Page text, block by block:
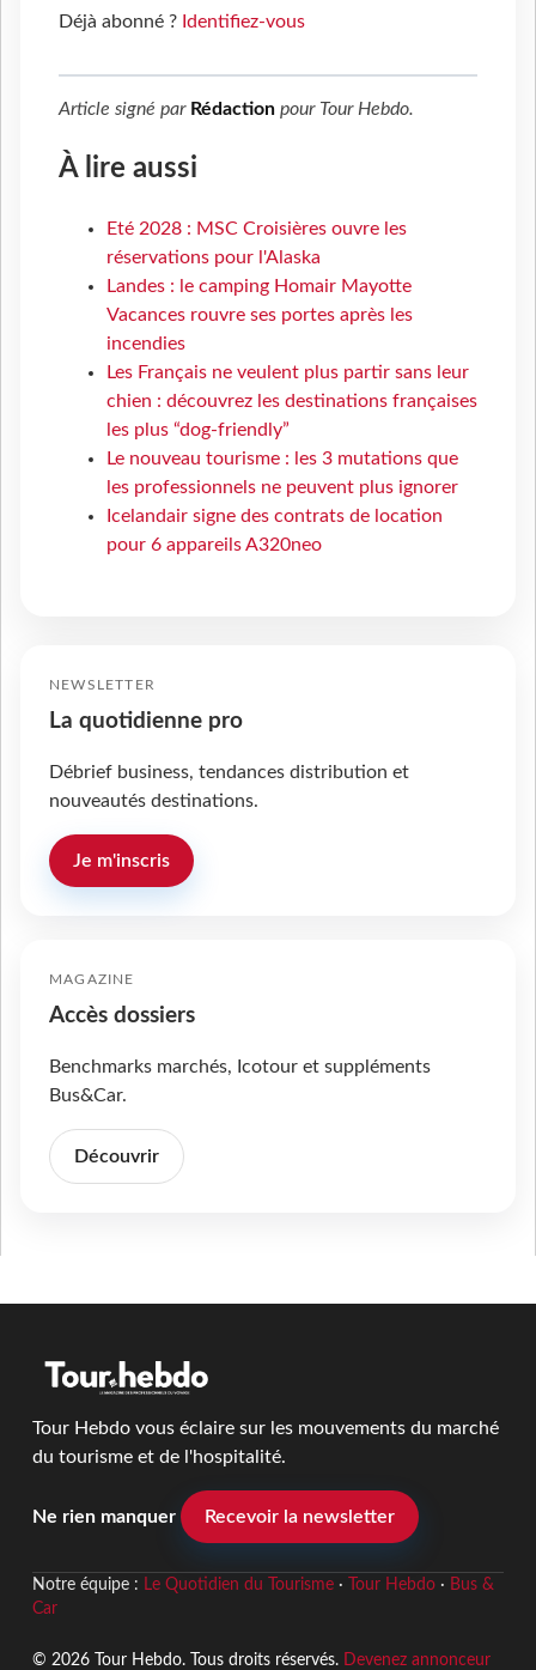
Déjà abonné ? Identifiez-vous
Article signé par Rédaction pour Tour Hebdo.
À lire aussi
Eté 2028 : MSC Croisières ouvre les
réservations pour l'Alaska
Landes : le camping Homair Mayotte
Vacances rouvre ses portes après les
incendies
Les Français ne veulent plus partir sans leur
chien : découvrez les destinations françaises
les plus “dog-friendly”
Le nouveau tourisme : les 3 mutations que
les professionnels ne peuvent plus ignorer
Icelandair signe des contrats de location
pour 6 appareils A320neo
NEWSLETTER
La quotidienne pro
Débrief business, tendances distribution et
nouveautés destinations.
Je m'inscris
MAGAZINE
Accès dossiers
Benchmarks marchés, Icotour et suppléments
Bus&Car.
Découvrir
Tour Hebdo vous éclaire sur les mouvements du marché
du tourisme et de l'hospitalité.
Ne rien manquer Recevoir la newsletter
Notre équipe : Le Quotidien du Tourisme· Tour Hebdo· Bus &
Car
© 2026 Tour Hebdo. Tous droits réservés. Devenez annonceur